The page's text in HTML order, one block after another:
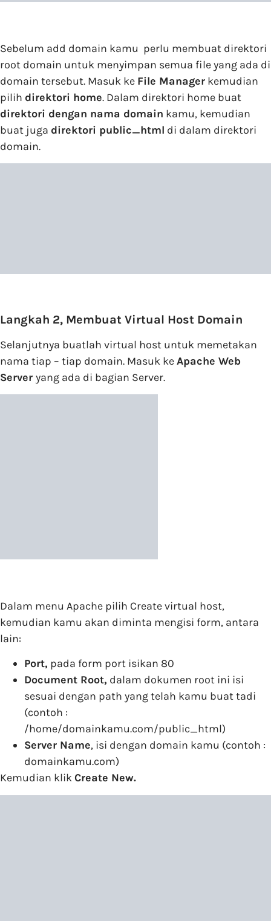
Sebelum add domain kamu perlu membuat direktori
root domain untuk menyimpan semua file yang ada di
domain tersebut. Masuk ke File Manager kemudian
pilih direktori home. Dalam direktori home buat
direktori dengan nama domain kamu, kemudian
buat juga direktori public_html di dalam direktori
domain.
Langkah 2, Membuat Virtual Host Domain
Selanjutnya buatlah virtual host untuk memetakan
nama tiap – tiap domain. Masuk keApache Web
Server yang ada di bagian Server.
Dalam menu Apache pilih Create virtual host,
kemudian kamu akan diminta mengisi form, antara
lain:
Port, pada form port isikan 80
Document Root, dalam dokumen root ini isi
sesuai dengan path yang telah kamu buat tadi
(contoh :
/home/domainkamu.com/public_html)
Server Name, isi dengan domain kamu (contoh :
domainkamu.com)
Kemudian klikCreate New.